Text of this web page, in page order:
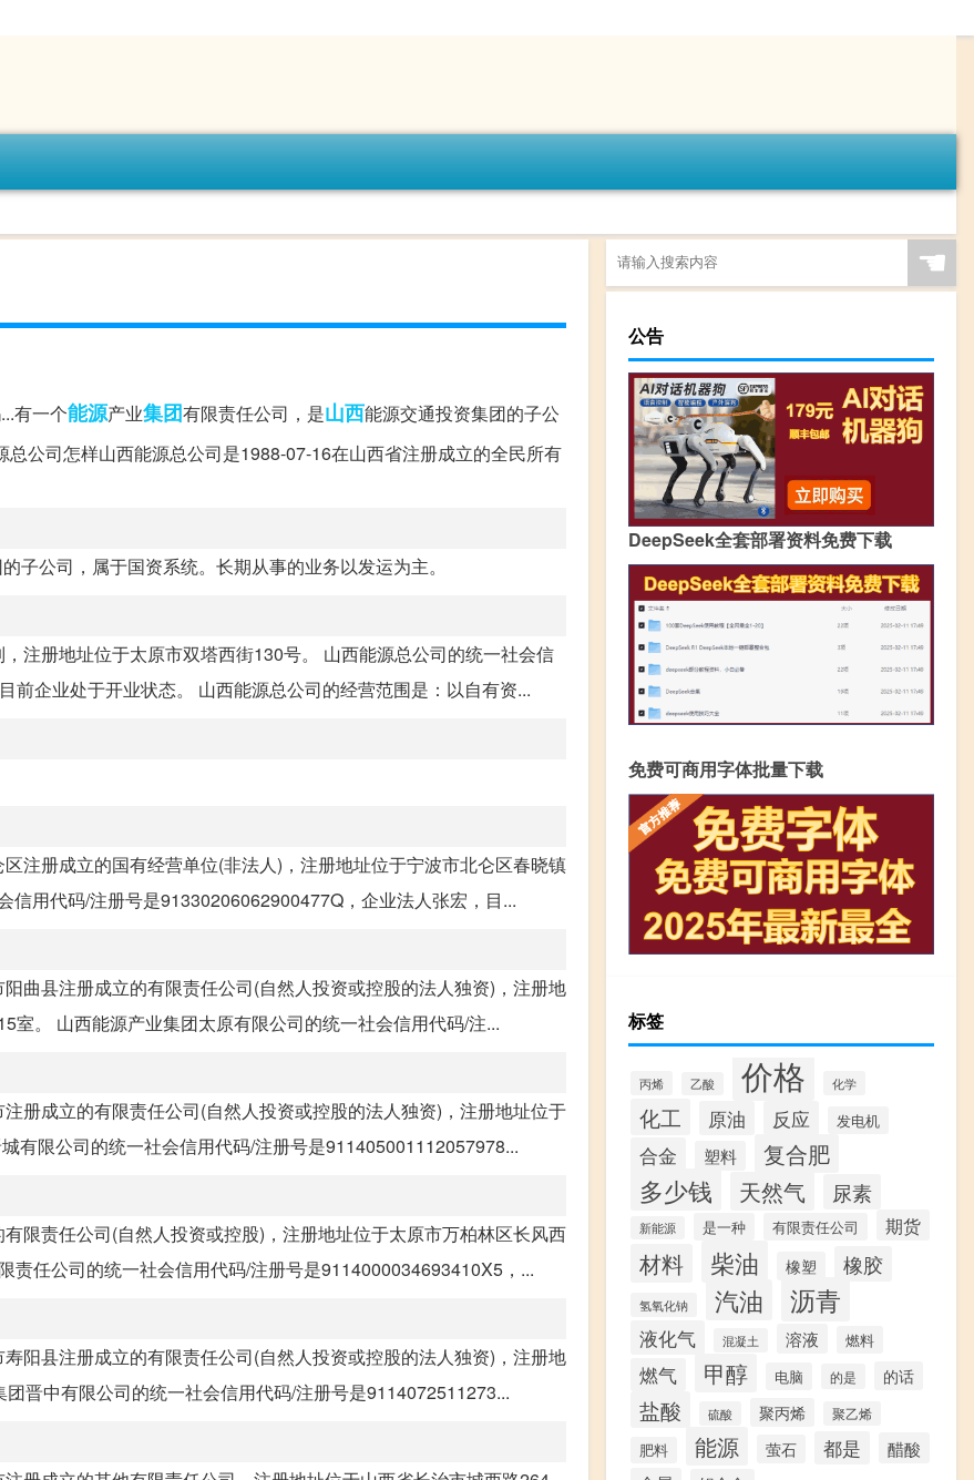
有一个能源产业集团有限责任公司，是山西能源交通投资集团的子公
总公司怎样山西能源总公司是1988-07-16在山西省注册成立的全民所有
子公司，属于国资系统。长期从事的业务以发运为主。
注册地址位于太原市双塔西街130号。 山西能源总公司的统一社会信
企业处于开业状态。 山西能源总公司的经营范围是：以自有资...
注册成立的国有经营单位(非法人)，注册地址位于宁波市北仑区春晓镇
用代码/注册号是91330206062900477Q，企业法人张宏，目...
曲县注册成立的有限责任公司(自然人投资或控股的法人独资)，注册地
。 山西能源产业集团太原有限公司的统一社会信用代码/注...
册成立的有限责任公司(自然人投资或控股的法人独资)，注册地址位于
有限公司的统一社会信用代码/注册号是911405001112057978...
限责任公司(自然人投资或控股)，注册地址位于太原市万柏林区长风西
任公司的统一社会信用代码/注册号是9114000034693410X5，...
阳县注册成立的有限责任公司(自然人投资或控股的法人独资)，注册地
晋中有限公司的统一社会信用代码/注册号是9114072511273...
☚
公告
DeepSeek全套部署资料免费下载
免费可商用字体批量下载
标签
丙烯 乙酸 价格 化学
化工 原油 反应 发电机
合金 塑料 复合肥
多少钱 天然气 尿素
新能源 是一种 有限责任公司 期货
材料 柴油 橡塑 橡胶
氢氧化钠 汽油 沥青
液化气 混凝土 溶液 燃料
燃气 甲醇 电脑 的是 的话
盐酸 硫酸 聚丙烯 聚乙烯
肥料 能源 萤石 都是 醋酸